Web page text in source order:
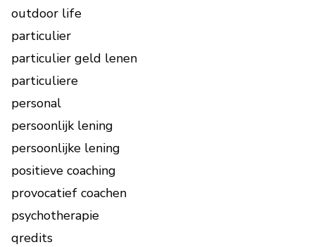
outdoor life
particulier
particulier geld lenen
particuliere
personal
persoonlijk lening
persoonlijke lening
positieve coaching
provocatief coachen
psychotherapie
qredits